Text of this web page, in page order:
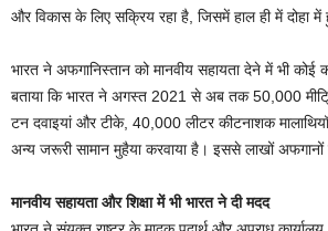
और विकास के लिए सक्रिय रहा है, जिसमें हाल ही में दोहा
भारत ने अफगानिस्तान को मानवीय सहायता देने में भी कोई
बताया कि भारत ने अगस्त 2021 से अब तक 50,000
टन दवाइयां और टीके, 40,000 लीटर कीटनाशक
अन्य जरूरी सामान मुहैया करवाया है। इससे लाखों अफगानों
मानवीय सहायता और शिक्षा में भी भारत ने दी मदद